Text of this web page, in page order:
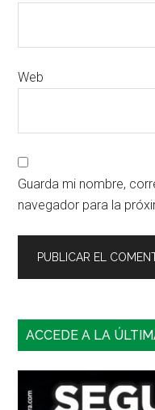
Web
Guarda mi nombre,
navegador para la
Barra
principal
ACCEDE A LA